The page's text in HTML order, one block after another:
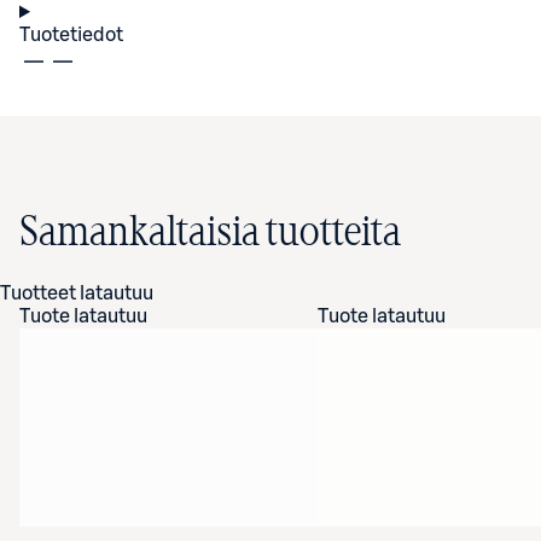
Tuotetiedot
Samankaltaisia tuotteita
Tuotteet latautuu
Tuote latautuu
Tuote latautuu